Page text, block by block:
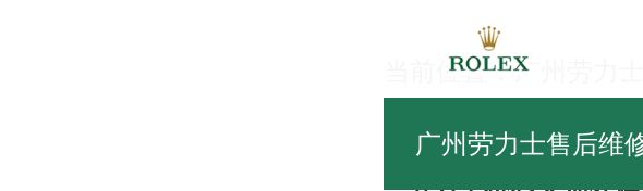
广州劳力士售后维
当前位置：广州劳力
常见问题